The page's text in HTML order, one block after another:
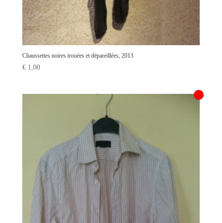
Chaussettes noires trouées et dépareillées, 2013
€1,00